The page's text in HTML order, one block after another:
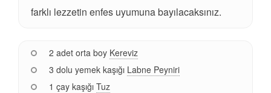
farklı lezzetin enfes uyumuna bayılacaksınız.
2 adet orta boy Kereviz
3 dolu yemek kaşığı Labne Peyniri
1 çay kaşığı Tuz